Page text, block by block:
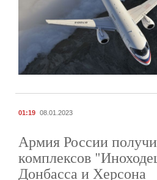
01:19 08.01.2023
Армия России
комплексов
Донбасса и Херсона